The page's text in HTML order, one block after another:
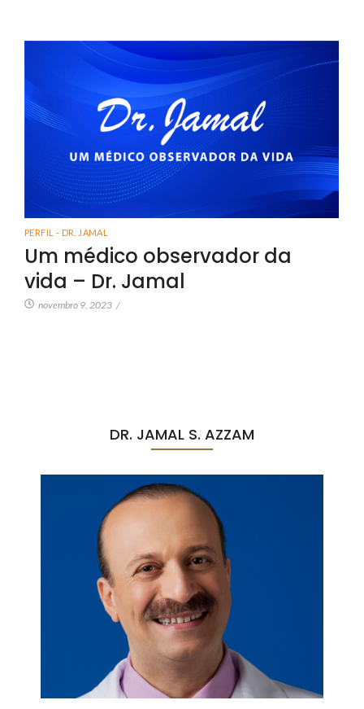
PERFIL - DR. JAMAL
Um médico observador da
vida – Dr. Jamal
novembro 9, 2023 /
DR. JAMAL S. AZZAM